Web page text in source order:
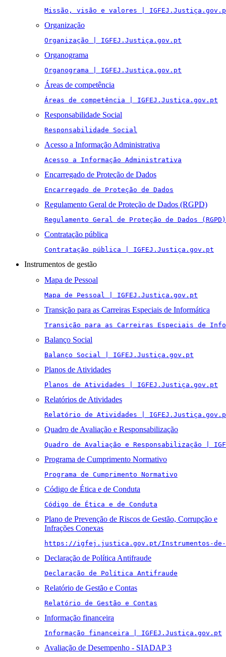
Missão, visão e valores |
Organização
Organização | IGFEJ.Justiça.gov.pt
Organograma
Organograma | IGFEJ.Justiça.gov.pt
Áreas de competência
Áreas de competência | IGFEJ.Justiça.gov.pt
Responsabilidade Social
Responsabilidade Social
Acesso a Informação Administrativa
Acesso a Informação Administrativa
Encarregado de Proteção de Dados
Encarregado de Proteção de Dados
Regulamento Geral de Proteção de Dados (RGPD)
Regulamento Geral de Proteção de Dados (RGPD)
Contratação pública
Contratação pública | IGFEJ.Justiça.gov.pt
Instrumentos de gestão
Mapa de Pessoal
Mapa de Pessoal | IGFEJ.Justiça.gov.pt
Transição para as Carreiras Especiais de Informática
Transição para as Carreiras Especiais de
Balanço Social
Balanço Social | IGFEJ.Justiça.gov.pt
Planos de Atividades
Planos de Atividades | IGFEJ.Justiça.gov.pt
Relatórios de Atividades
Relatório de Atividades |
Quadro de Avaliação e Responsabilização
Quadro de Avaliação e Responsabilização |
Programa de Cumprimento Normativo
Programa de Cumprimento Normativo
Código de Ética e de Conduta
Código de Ética e de Conduta
Plano de Prevenção de Riscos de Gestão, Corrupção e
Infrações Conexas
https://igfej.justica.gov.pt/Instrumentos-de-
Declaração de Política Antifraude
Declaração de Política Antifraude
Relatório de Gestão e Contas
Relatório de Gestão e Contas
Informação financeira
Informação financeira | IGFEJ.Justiça.gov.pt
Avaliação de Desempenho - SIADAP 3